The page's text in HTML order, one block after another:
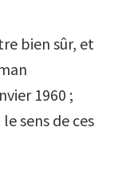
bien sûr, et
1960 ;
sens de ces